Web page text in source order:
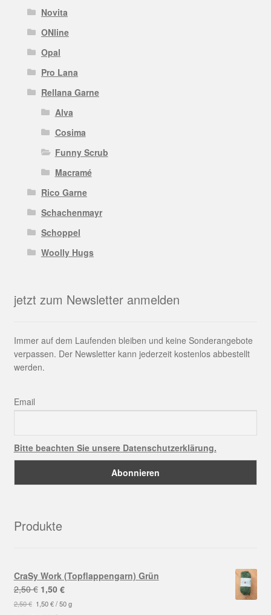
Novita
ONline
Opal
Pro Lana
Rellana Garne
Alva
Cosima
Funny Scrub
Macramé
Rico Garne
Schachenmayr
Schoppel
Woolly Hugs
jetzt zum Newsletter anmelden
Immer auf dem Laufenden bleiben und keine Sonderangebote
verpassen. Der Newsletter kann jederzeit kostenlos abbestellt
werden.
Email
Bitte beachten Sie unsere Datenschutzerklärung.
Produkte
CraSy Work (Topflappengarn) Grün
2,50€ Ursprünglicher
Preis
1,50 €Aktueller
Preis
2,50€ 1,50€/50 g